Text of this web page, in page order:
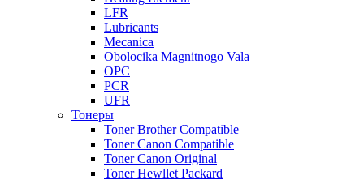
LFR
Lubricants
Mecanica
Obolocika Magnitnogo Vala
OPC
PCR
UFR
Тонеры
Toner Brother Compatible
Toner Canon Compatible
Toner Canon Original
Toner Hewllet Packard